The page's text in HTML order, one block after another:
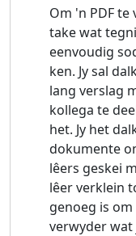
Om 'n PDF te
take wat
eenvoudig
ken. Jy sal
lang verslag
kollega te
het. Jy het
dokumente
lêers geskei
lêer verklein
genoeg is
verwyder wat